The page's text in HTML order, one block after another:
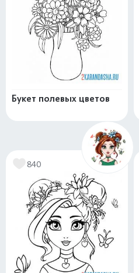
Букет полевых цветов
840